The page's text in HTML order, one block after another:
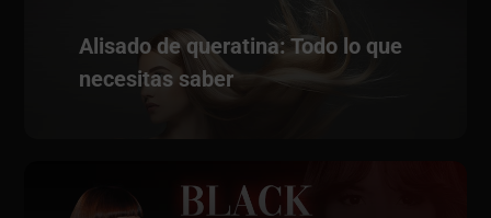
Alisado de queratina: Todo lo que
necesitas saber